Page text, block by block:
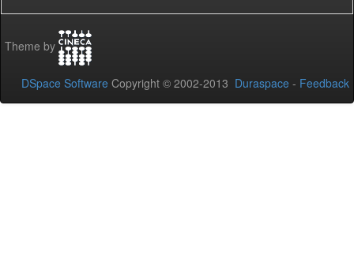
Theme by
DSpace Software Copyright © 2002-2013 Duraspace - Feedback